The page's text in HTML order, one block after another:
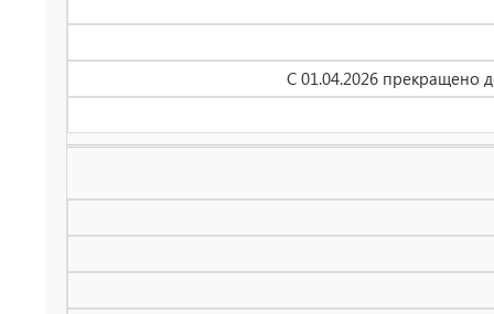
С 01.04.2026 прекращено